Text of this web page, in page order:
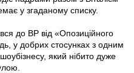
у згаданому списку.
до ВР від «Опозиційного
у добрих стосунках з одним
який нібито дуже